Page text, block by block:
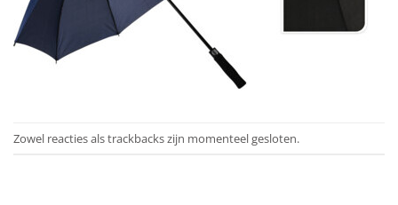
Zowel reacties als trackbacks zijn momenteel gesloten.